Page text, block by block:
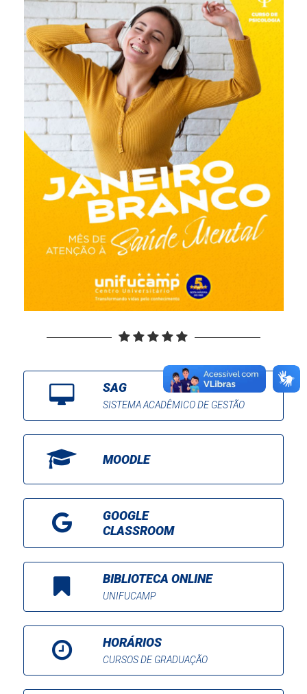
SAG
SISTEMA ACADÊMICO DE GESTÃO
MOODLE
GOOGLE
CLASSROOM
BIBLIOTECA ONLINE
UNIFUCAMP
HORÁRIOS
CURSOS DE GRADUAÇÃO